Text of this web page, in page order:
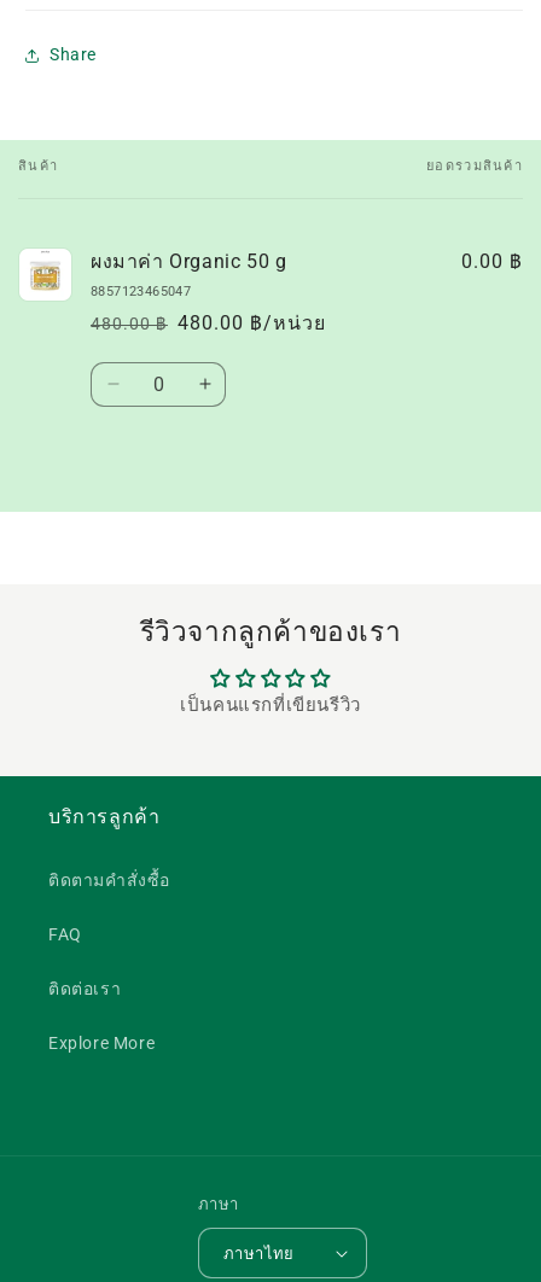
Share
ตะกร้า
คุณ
สินค้า ยอดรวมสินค้า
ผงมาค่า Organic 50 g
8857123465047
ราคา
ปกติ
480.00 ฿
ราคา
โปรโมชัน
480.00 ฿/หน่วย
0.00 ฿
ปริมาณ
ลด
เพิ่ม
รีวิวจากลูกค้าของเรา
เป็นคนแรกที่เขียนรีวิว
บริการลูกค้า
ติดตามคำสั่งซื้อ
FAQ
ติดต่อเรา
Explore More
ภาษา
ภาษาไทย